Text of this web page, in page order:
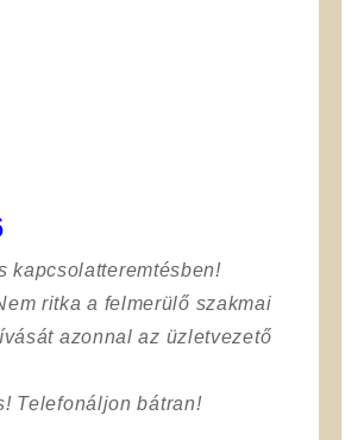
kapcsolatteremtésben!
ritka a felmerülő szakmai
azonnal az üzletvezető
Telefonáljon bátran!